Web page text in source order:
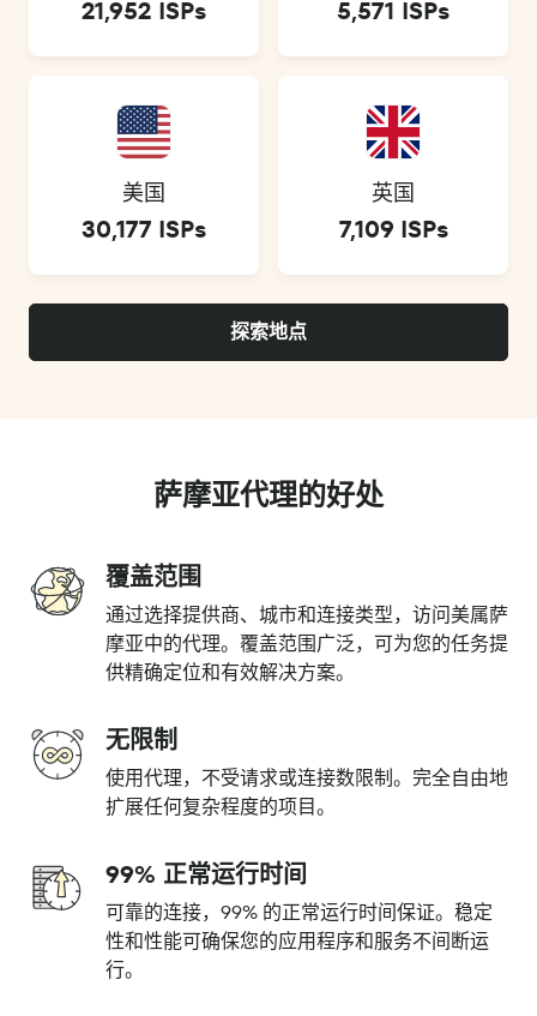
21,952 ISPs 5,571 ISPs
美国
30,177 ISPs
英国
7,109 ISPs
探索地点
萨摩亚代理的好处
覆盖范围
通过选择提供商、城市和连接类型，访问美属萨
摩亚中的代理。覆盖范围广泛，可为您的任务提
供精确定位和有效解决方案。
无限制
使用代理，不受请求或连接数限制。完全自由地
扩展任何复杂程度的项目。
99% 正常运行时间
可靠的连接，99% 的正常运行时间保证。稳定
性和性能可确保您的应用程序和服务不间断运
行。